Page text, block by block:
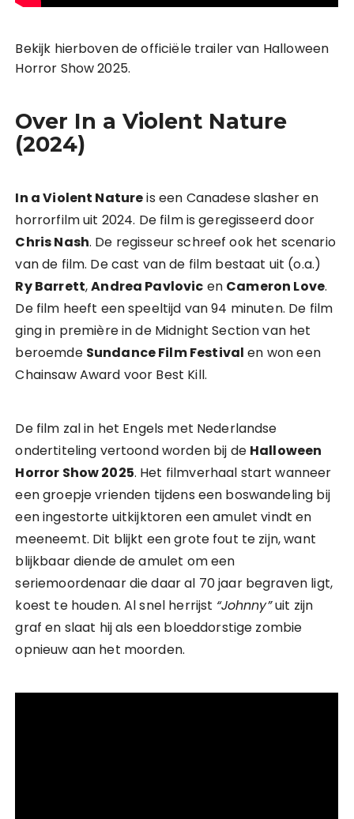
Bekijk hierboven de officiële trailer van Halloween
Horror Show 2025.
Over In a Violent Nature
(2024)
In a Violent Natureis een Canadese slasher en
horrorfilm uit 2024. De film is geregisseerd door
Chris Nash. De regisseur schreef ook het scenario
van de film. De cast van de film bestaat uit (o.a.)
Ry Barrett,Andrea Pavlovic en Cameron Love.
De film heeft een speeltijd van 94 minuten. De film
ging in première in de Midnight Section van het
beroemde Sundance Film Festival en won een
Chainsaw Award voor Best Kill.
De film zal in het Engels met Nederlandse
ondertiteling vertoond worden bij de Halloween
Horror Show 2025. Het filmverhaal start wanneer
een groepje vrienden tijdens een boswandeling bij
een ingestorte uitkijktoren een amulet vindt en
meeneemt. Dit blijkt een grote fout te zijn, want
blijkbaar diende de amulet om een
seriemoordenaar die daar al 70 jaar begraven ligt,
koest te houden. Al snel herrijst “Johnny”uit zijn
graf en slaat hij als een bloeddorstige zombie
opnieuw aan het moorden.